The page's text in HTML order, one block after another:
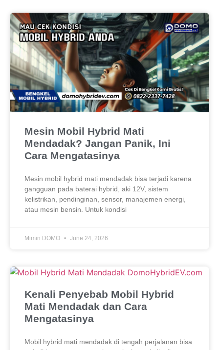
Mesin Mobil Hybrid Mati
Mendadak? Jangan Panik, Ini
Cara Mengatasinya
Mesin mobil hybrid mati mendadak bisa terjadi karena
gangguan pada baterai hybrid, aki 12V, sistem
kelistrikan, pendinginan, sensor, manajemen energi,
atau mesin bensin. Untuk kondisi
Mimin DOMO June 24, 2026
Kenali Penyebab Mobil Hybrid
Mati Mendadak dan Cara
Mengatasinya
Mobil hybrid mati mendadak di tengah perjalanan bisa